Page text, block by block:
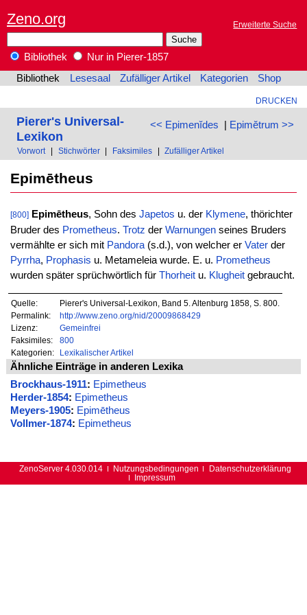
Zeno.org Erweiterte Suche
Bibliothek
Nur in Pierer-1857
Bibliothek
Lesesaal Zufälliger Artikel Kategorien Shop
DRUCKEN
<< Epimenĭdes | Epimĕtrum >>
Pierer's Universal-
Lexikon
Vorwort Stichwörter Faksimiles Zufälliger Artikel
Epimētheus
[800] Epimētheus, Sohn des Japetos u. der Klymene, thörichter
Bruder des Prometheus. Trotz der Warnungenseines Bruders
vermählte er sich mit Pandora(s.d.), von welcher er Vaterder
Pyrrha, Prophasis u. Metameleia wurde. E. u. Prometheus
wurden später sprüchwörtlich für Thorheitu. Klugheitgebraucht.
Quelle:
Pierer's Universal-Lexikon, Band 5. Altenburg 1858, S. 800.
Permalink:
http://www.zeno.org/nid/20009868429
Lizenz:
Gemeinfrei
Faksimiles:
800
Kategorien:
Lexikalischer Artikel
Ähnliche Einträge in anderen Lexika
Brockhaus-1911: Epimetheus
Herder-1854: Epimetheus
Meyers-1905: Epimētheus
Vollmer-1874: Epimetheus
ZenoServer 4.030.014 Nutzungsbedingungen
Datenschutzerklärung
Impressum